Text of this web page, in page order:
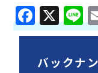
F
a
c
X
n
e
バックナ